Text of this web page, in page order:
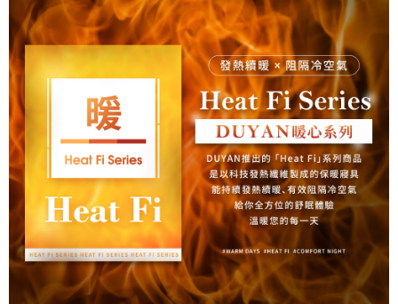
２．關於個人資料處理事宜，請瀏覽以下網址：
https://aftee.tw/terms/#terms3
３．未成年的使用者請事先徵得法定代理人或監護人之同意方可使用
「AFTEE先享後付」，若未經同意申辦者引起之損失，本公司不負相關責
任。
４．使用「AFTEE先享後付」時，將依據個別帳號之用戶狀況，依本公司即
時審查核予不同之上限額度；若仍有額度不足之情形，本公司將視審查結果
請求用戶進行身份認證。
５．嚴禁一人註冊多個帳號或使用他人資訊註冊。若發現惡意使用之情形，
恩沛科技股份有限公司將有權停止該用戶之使用額度並採取法律行動。
每筆NT$80，滿NT$999(含以上)免運費